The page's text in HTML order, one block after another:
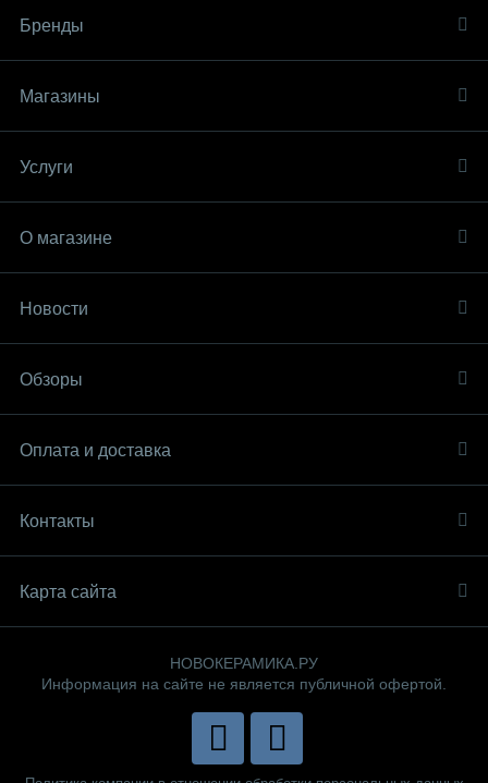
Бренды
Магазины
Услуги
О магазине
Новости
Обзоры
Оплата и доставка
Контакты
Карта сайта
НОВОКЕРАМИКА.РУ
Информация на сайте не является публичной офертой.